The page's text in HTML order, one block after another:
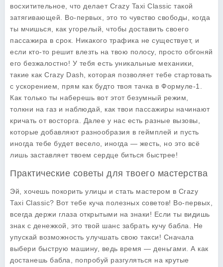
восхитительное, что делает Crazy Taxi Classic такой
затягивающей. Во-первых, это то чувство свободы, когда
ты мчишься, как угорелый, чтобы доставить своего
пассажира в срок. Никакого трафика не существует, и
если кто-то решит влезть на твою полосу, просто обгоняй
его безжалостно! У тебя есть уникальные механики,
такие как Crazy Dash , которая позволяет тебе стартовать
с ускорением, прям как будто твоя тачка в Формуле-1.
Как только ты наберешь вот этот безумный режим,
толкни на газ и наблюдай, как твои пассажиры начинают
кричать от восторга. Далее у нас есть разные вызовы
которые добавляют разнообразия в геймплей и пусть
иногда тебе будет весело, иногда — жесть, но это всё
лишь заставляет твоем сердце биться быстрее!
Практические советы для твоего мастерства
Эй, хочешь покорить улицы и стать мастером в Crazy
Taxi Classic? Вот тебе куча полезных советов! Во-первых,
всегда держи глаза открытыми на знаки! Если ты видишь
знак с денежкой, это твой шанс забрать кучу бабла. Не
упускай возможность улучшать свою такси! Сначала
выбери быструю машину, ведь время — деньгами. А как
достанешь бабла, попробуй разгуляться на крутые